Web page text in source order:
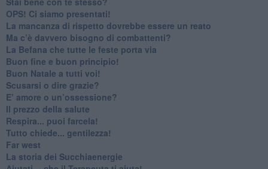
​OPS! Ci siamo presentati!
​La mancanza di rispetto dovrebbe essere un reato
​Ma c’è davvero bisogno di combattenti?
​La Befana che tutte le feste porta via
Buon fine e buon principio!
​Buon Natale a tutti voi!
​Scusarsi o dire grazie?
​E’ amore o un’ossessione?
​Il prezzo della salute
​Respira... puoi farcela!
​Tutto chiede... gentilezza!
​Far west
​La storia dei Succhiaenergie